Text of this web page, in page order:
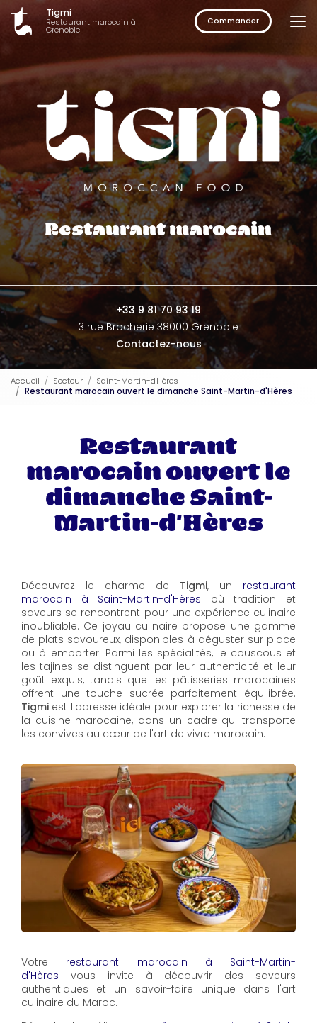
contenu
Tigmi
Restaurant marocain à
Grenoble
Commander
Restaurant marocain
+33 9 81 70 93 19
3 rue Brocherie 38000 Grenoble
Contactez-nous
Accueil Secteur
Saint-Martin-d'Hères
Restaurant marocain ouvert le dimanche Saint-Martin-d'Hères
Restaurant
marocain ouvert le
dimanche Saint-
Martin-d'Hères
Découvrez le charme de Tigmi, un restaurant
marocain à Saint-Martin-d'Hères où tradition et
saveurs se rencontrent pour une expérience culinaire
inoubliable. Ce joyau culinaire propose une gamme
de plats savoureux, disponibles à déguster sur place
ou à emporter. Parmi les spécialités, le couscous et
les tajines se distinguent par leur authenticité et leur
goût exquis, tandis que les pâtisseries marocaines
offrent une touche sucrée parfaitement équilibrée.
Tigmi est l'adresse idéale pour explorer la richesse de
la cuisine marocaine, dans un cadre qui transporte
les convives au cœur de l'art de vivre marocain.
Votre restaurant marocain à Saint-Martin-
d'Hères vous invite à découvrir des saveurs
authentiques et un savoir-faire unique dans l'art
culinaire du Maroc.